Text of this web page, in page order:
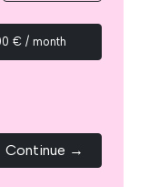
€ / month
Continue →